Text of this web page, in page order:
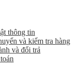
thông tin
và kiểm tra hàng
và đổi trả